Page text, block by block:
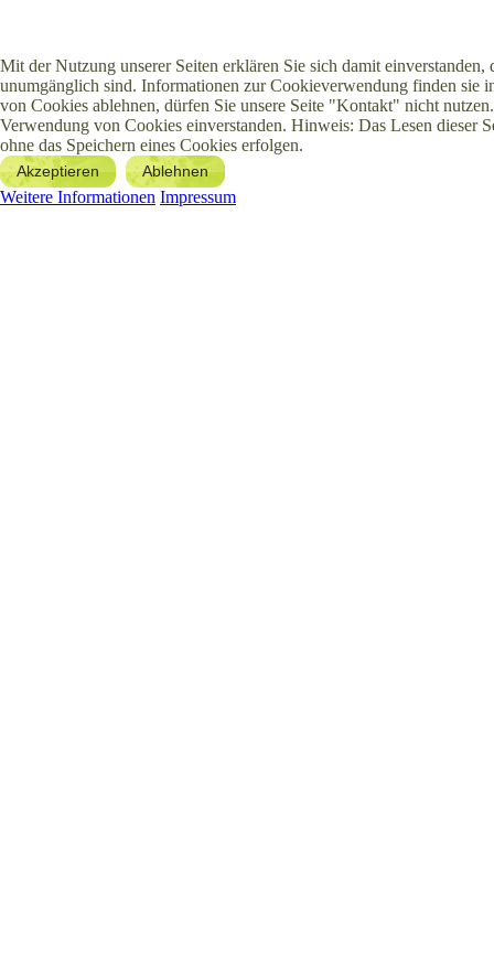
Mit der Nutzung unserer Seiten erklären Sie sich damit
unumgänglich sind. Informationen zur Cookieverwendung finden sie
von Cookies ablehnen, dürfen Sie unsere Seite "Kontakt" nicht
Verwendung von Cookies einverstanden. Hinweis: Das Lesen dieser
ohne das Speichern eines Cookies erfolgen.
Akzeptieren Ablehnen
Weitere Informationen Impressum